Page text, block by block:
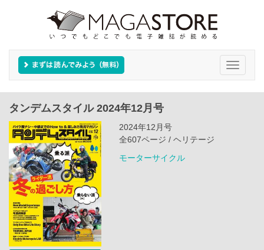
Toggle
タンデムスタイル 2024年12月号
2024年12月号
全607ページ / ヘリテージ
モーターサイクル